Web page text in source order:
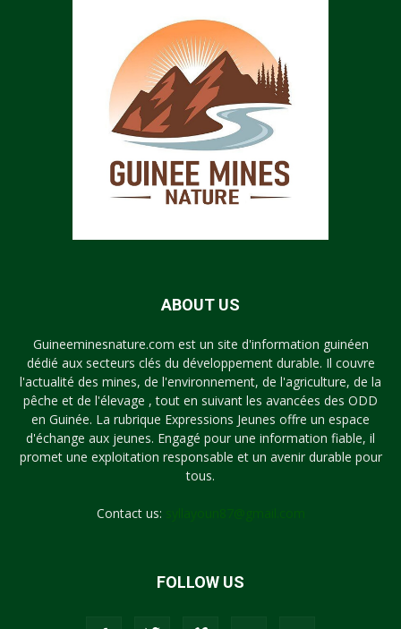
ABOUT US
Guineeminesnature.com est un site d'information guinéen
dédié aux secteurs clés du développement durable. Il couvre
l'actualité des mines, de l'environnement, de l'agriculture, de la
pêche et de l'élevage , tout en suivant les avancées des ODD
en Guinée. La rubrique Expressions Jeunes offre un espace
d'échange aux jeunes. Engagé pour une information fiable, il
promet une exploitation responsable et un avenir durable pour
tous.
Contact us:
FOLLOW US